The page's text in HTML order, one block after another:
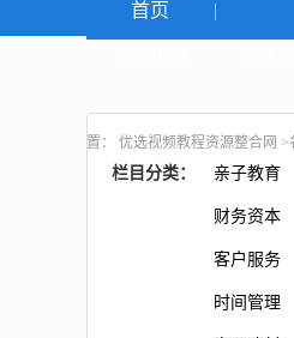
首页
置： 优选视频教程资源整合网 >
栏目分类： 亲子教育
财务资本
客户服务
时间管理